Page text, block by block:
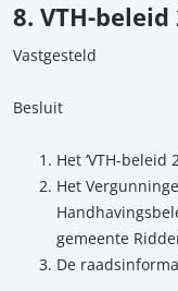
8. VTH-beleid
Vastgesteld
Besluit
Het ‘VTH-beleid
Het
gemeente
De